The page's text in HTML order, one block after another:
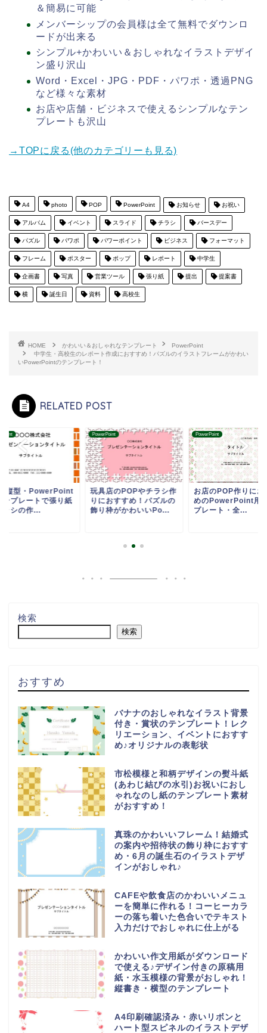
＆簡易に可能
メンバーシップの会員様は全て無料でダウンロ
ードが出来る
シンプル+かわいい＆おしゃれなイラストデザイ
ン盛り沢山
Word・Excel・JPG・PDF・パワポ・透過PNG
など様々な素材
お店や店舗・ビジネスで使えるシンプルなテン
プレートも沢山
→TOPに戻る(他のカテゴリーも見る)
A4 photo POP PowerPoint お知らせ お祝い
アルバム イベント スライド チラシ バースデー
パズル パワポ パワーポイント ビジネス フォーマット
フレーム ポスター ポップ レポート 中学生
企画書 写真 営業ツール 張り紙 提出 提案書
横 誕生日 資料 高校生
HOME かわいい＆おしゃれなテンプレート
PowerPoint
中学生・高校生のレポート作成におすすめ！パズルのイラストフレームがかわい
いPowerPointのテンプレート！
RELATED POST
縦型・PowerPoint
ンプレートで張り紙
ラシの作...
PowerPoint
玩具店のPOPやチラシ作
りにおすすめ！パズルの
飾り枠がかわいいPo...
PowerPoint
お店のPOP作りにお
めのPowerPoint用
プレート・全...
検索
検索
おすすめ
バナナのおしゃれなイラスト背景
付き・賞状のテンプレート！レク
リエーション、イベントにおすす
め♪オリジナルの表彰状
市松模様と和柄デザインの熨斗紙
(あわじ結びの水引)お祝いにおし
ゃれなのし紙のテンプレート素材
がおすすめ！
真珠のかわいいフレーム！結婚式
の案内や招待状の飾り枠におすす
め・6月の誕生石のイラストデザ
インがおしゃれ♪
CAFEや飲食店のかわいいメニュ
ーを簡単に作れる！コーヒーカラ
ーの落ち着いた色合いでテキスト
入力だけでおしゃれに仕上がる
かわいい作文用紙がダウンロード
で使える♪デザイン付きの原稿用
紙・水玉模様の背景がおしゃれ！
縦書き・横型のテンプレート
A4印刷確認済み・赤いリボンと
ハート型スピネルのイラストデザ